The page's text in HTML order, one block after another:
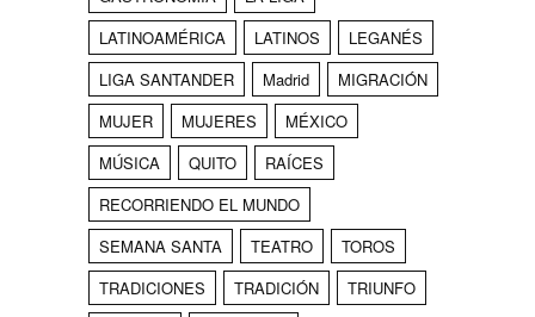
LATINOAMÉRICA
LATINOS
LEGANÉS
LIGA SANTANDER
Madrid
MIGRACIÓN
MUJER
MUJERES
MÉXICO
MÚSICA
QUITO
RAÍCES
RECORRIENDO EL MUNDO
SEMANA SANTA
TEATRO
TOROS
TRADICIONES
TRADICIÓN
TRIUNFO